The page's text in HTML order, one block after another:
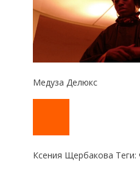
Медуза Делюкс
Ксения Щербакова Теги: